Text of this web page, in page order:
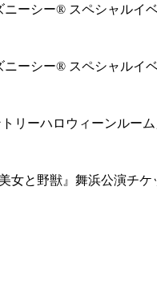
ーシー® スペシャルイ
ーシー® スペシャルイ
リーハロウィーンルーム
女と野獣』舞浜公演チケ